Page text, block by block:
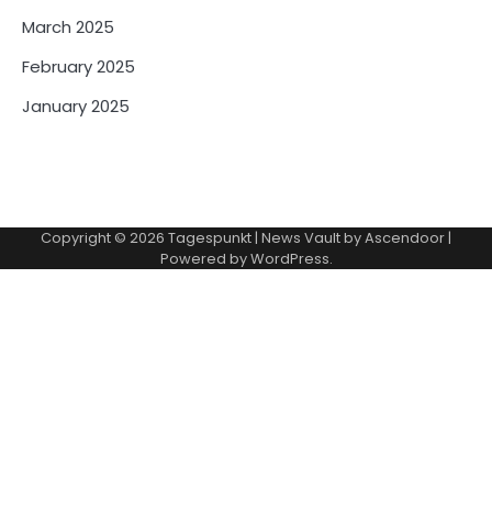
March 2025
February 2025
January 2025
Copyright © 2026 Tagespunkt| News Vault byAscendoor|
Powered byWordPress.